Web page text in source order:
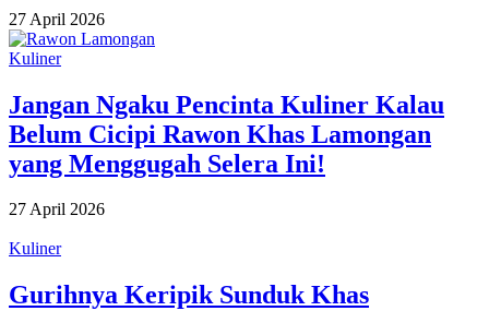
27 April 2026
Kuliner
Jangan Ngaku Pencinta Kuliner Kalau
Belum Cicipi Rawon Khas Lamongan
yang Menggugah Selera Ini!
27 April 2026
Kuliner
Gurihnya Keripik Sunduk Khas